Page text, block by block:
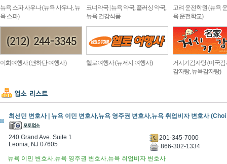
뉴욕 스파 사우나 (뉴욕 사우나, 뉴
욕 스파)
코너약국 | 뉴욕 약국, 플러싱 약국,
뉴욕 건강식품
고려 운전학원 (뉴욕
욕 운전학교)
이화여행사 (맨하탄 여행사) 헬로여행사 (뉴저지 여행사)
거시기감자탕 (미국감
감자탕, 뉴욕감자탕)
최선민 변호사 | 뉴욕 이민 변호사,뉴욕 영주권 변호사,뉴욕 취업비자 변호사
240 Grand Ave. Suite 1
Leonia, NJ 07605
201-345-7000
866-302-1334
뉴욕 이민 변호사,뉴욕 영주권 변호사,뉴욕 취업비자 변호사